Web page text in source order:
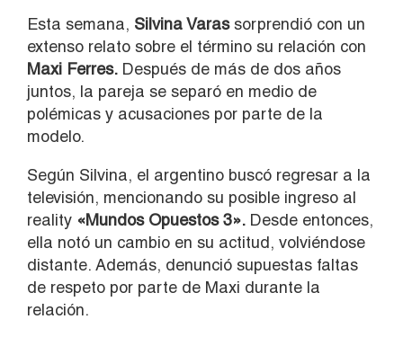
Esta semana, Silvina Varassorprendió con un
extenso relato sobre el término su relación con
Maxi Ferres. Después de más de dos años
juntos, la pareja se separó en medio de
polémicas y acusaciones por parte de la
modelo.
Según Silvina, el argentino buscó regresar a la
televisión, mencionando su posible ingreso al
reality «Mundos Opuestos 3». Desde entonces,
ella notó un cambio en su actitud, volviéndose
distante. Además, denunció supuestas faltas
de respeto por parte de Maxi durante la
relación.